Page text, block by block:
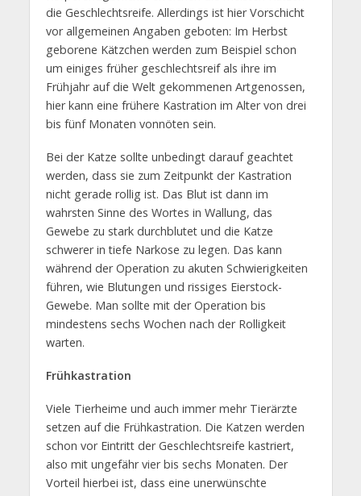
die Geschlechtsreife. Allerdings ist hier Vorschicht
vor allgemeinen Angaben geboten: Im Herbst
geborene Kätzchen werden zum Beispiel schon
um einiges früher geschlechtsreif als ihre im
Frühjahr auf die Welt gekommenen Artgenossen,
hier kann eine frühere Kastration im Alter von drei
bis fünf Monaten vonnöten sein.
Bei der Katze sollte unbedingt darauf geachtet
werden, dass sie zum Zeitpunkt der Kastration
nicht gerade rollig ist. Das Blut ist dann im
wahrsten Sinne des Wortes in Wallung, das
Gewebe zu stark durchblutet und die Katze
schwerer in tiefe Narkose zu legen. Das kann
während der Operation zu akuten Schwierigkeiten
führen, wie Blutungen und rissiges Eierstock-
Gewebe. Man sollte mit der Operation bis
mindestens sechs Wochen nach der Rolligkeit
warten.
Frühkastration
Viele Tierheime und auch immer mehr Tierärzte
setzen auf die Frühkastration. Die Katzen werden
schon vor Eintritt der Geschlechtsreife kastriert,
also mit ungefähr vier bis sechs Monaten. Der
Vorteil hierbei ist, dass eine unerwünschte